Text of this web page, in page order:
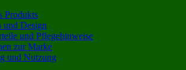
Produkts
und Design
und Pflegehinweise
zur Marke
und Nutzung